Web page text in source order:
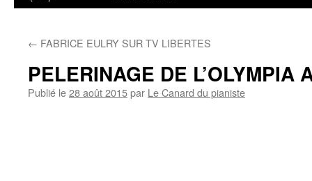
← FABRICE EULRY SUR TV LIBERTES
PELERINAGE DE L’OLYMPIA
Publié le28 août 2015par Le Canard du pianiste